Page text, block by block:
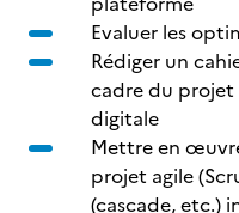
Evaluer les
Rédiger un
cadre du
digitale
Mettre en
projet agile
(cascade, etc.)